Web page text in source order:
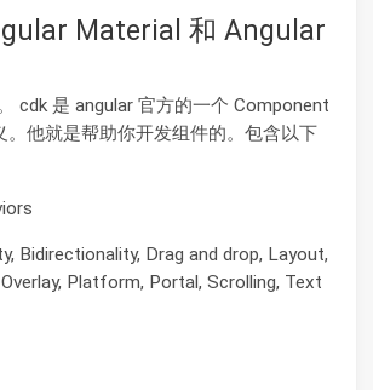
Material 和 Angular
cdk 是 angular 官方的一个 Component
。他就是帮助你开发组件的。包含以下
Bidirectionality, Drag and drop, Layout,
Platform, Portal, Scrolling, Text